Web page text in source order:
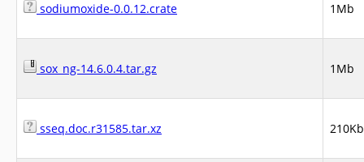
sodiumoxide-0.0.12.crate 1Mb
sox_ng-14.6.0.4.tar.gz 1Mb
sseq.doc.r31585.tar.xz 210Kb